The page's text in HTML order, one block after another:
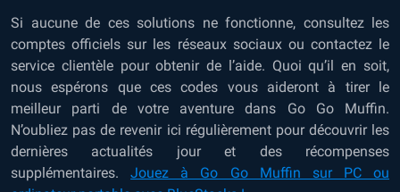
Si aucune de ces solutions ne fonctionne, consultez les
comptes officiels sur les réseaux sociaux ou contactez le
service clientèle pour obtenir de l’aide. Quoi qu’il en soit,
nous espérons que ces codes vous aideront à tirer le
meilleur parti de votre aventure dans Go Go Muffin.
N’oubliez pas de revenir ici régulièrement pour découvrir les
dernières actualités jour et des récompenses
supplémentaires.
Jouez à Go Go Muffin sur PC ou